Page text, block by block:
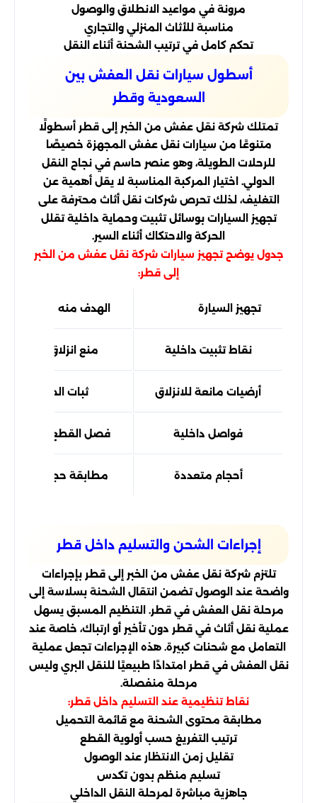
مرونة في مواعيد الانطلاق والوصول
مناسبة للأثاث المنزلي والتجاري
تحكم كامل في ترتيب الشحنة أثناء النقل
أسطول سيارات نقل العفش بين
السعودية وقطر
تمتلك شركة نقل عفش من الخبر إلى قطر أسطولًا
متنوعًا من سيارات نقل عفش المجهزة خصيصًا
للرحلات الطويلة، وهو عنصر حاسم في نجاح النقل
الدولي. اختيار المركبة المناسبة لا يقل أهمية عن
التغليف، لذلك تحرص شركات نقل أثاث محترفة على
تجهيز السيارات بوسائل تثبيت وحماية داخلية تقلل
الحركة والاحتكاك أثناء السير.
جدول يوضح تجهيز سيارات شركة نقل عفش من الخبر
إلى قطر:
تجهيز السيارة الهدف منه
نقاط تثبيت داخلية منع انزلاق القطع
أرضيات مانعة للانزلاق ثبات الحمولة
فواصل داخلية فصل القطع الحساسة
أحجام متعددة مطابقة حجم الشحنة
إجراءات الشحن والتسليم داخل قطر
تلتزم شركة نقل عفش من الخبر إلى قطر بإجراءات
واضحة عند الوصول تضمن انتقال الشحنة بسلاسة إلى
مرحلة نقل العفش في قطر. التنظيم المسبق يسهل
عملية نقل أثاث في قطر دون تأخير أو ارتباك، خاصة عند
التعامل مع شحنات كبيرة. هذه الإجراءات تجعل عملية
نقل العفش في قطر امتدادًا طبيعيًا للنقل البري وليس
مرحلة منفصلة.
نقاط تنظيمية عند التسليم داخل قطر:
مطابقة محتوى الشحنة مع قائمة التحميل
ترتيب التفريغ حسب أولوية القطع
تقليل زمن الانتظار عند الوصول
تسليم منظم بدون تكدس
جاهزية مباشرة لمرحلة النقل الداخلي